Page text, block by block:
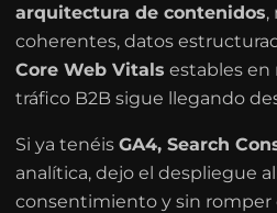
arquitectura de contenidos,
coherentes, datos
Core Web Vitals estables en
tráfico B2B sigue llegando
Si ya tenéis GA4, Search
analítica, dejo el despliegue
consentimiento y sin romper